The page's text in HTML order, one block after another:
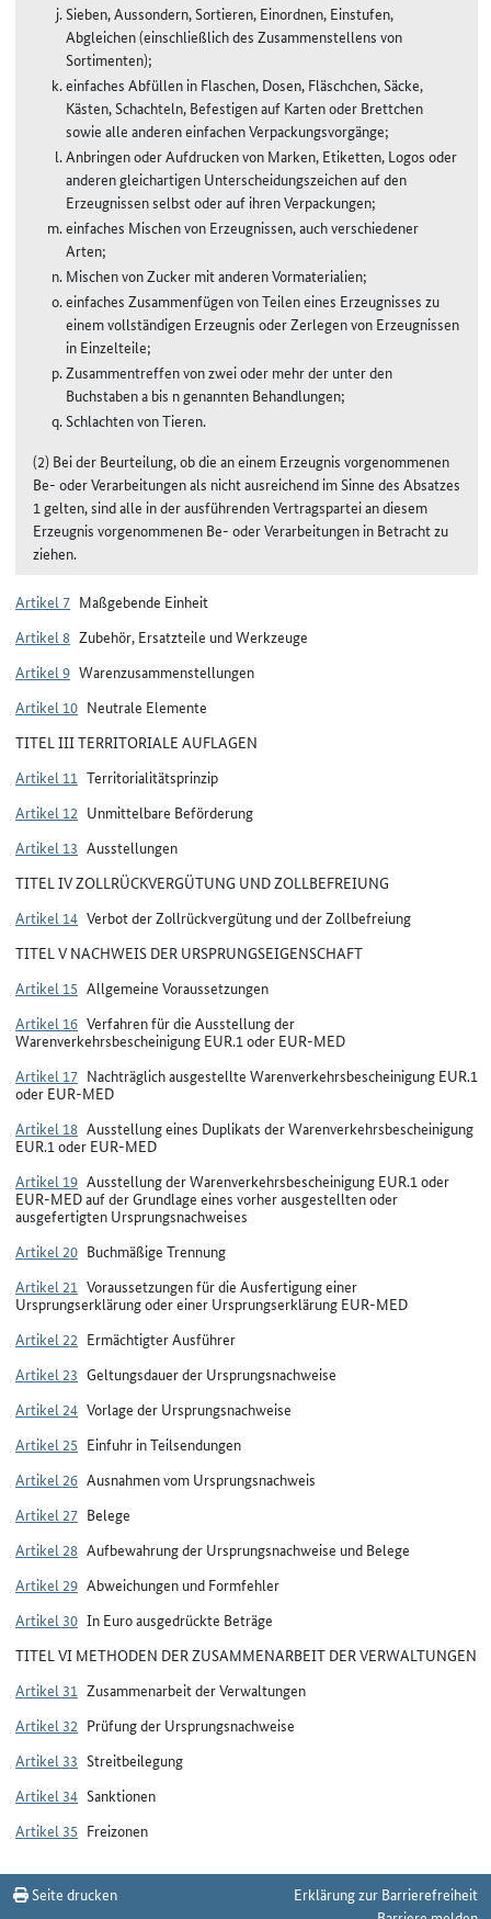
Sieben, Aussondern, Sortieren, Einordnen, Einstufen,
Abgleichen (einschließlich des Zusammenstellens von
Sortimenten);
einfaches Abfüllen in Flaschen, Dosen, Fläschchen, Säcke,
Kästen, Schachteln, Befestigen auf Karten oder Brettchen
sowie alle anderen einfachen Verpackungsvorgänge;
Anbringen oder Aufdrucken von Marken, Etiketten, Logos oder
anderen gleichartigen Unterscheidungszeichen auf den
Erzeugnissen selbst oder auf ihren Verpackungen;
einfaches Mischen von Erzeugnissen, auch verschiedener
Arten;
Mischen von Zucker mit anderen Vormaterialien;
einfaches Zusammenfügen von Teilen eines Erzeugnisses zu
einem vollständigen Erzeugnis oder Zerlegen von Erzeugnissen
in Einzelteile;
Zusammentreffen von zwei oder mehr der unter den
Buchstaben a bis n genannten Behandlungen;
Schlachten von Tieren.
(2) Bei der Beurteilung, ob die an einem Erzeugnis vorgenommenen
Be- oder Verarbeitungen als nicht ausreichend im Sinne des Absatzes
1 gelten, sind alle in der ausführenden Vertragspartei an diesem
Erzeugnis vorgenommenen Be- oder Verarbeitungen in Betracht zu
ziehen.
Artikel 7 Maßgebende Einheit
Artikel 8 Zubehör, Ersatzteile und Werkzeuge
Artikel 9 Warenzusammenstellungen
Artikel 10 Neutrale Elemente
TITEL III TERRITORIALE AUFLAGEN
Artikel 11 Territorialitätsprinzip
Artikel 12 Unmittelbare Beförderung
Artikel 13 Ausstellungen
TITEL IV ZOLLRÜCKVERGÜTUNG UND ZOLLBEFREIUNG
Artikel 14 Verbot der Zollrückvergütung und der Zollbefreiung
TITEL V NACHWEIS DER URSPRUNGSEIGENSCHAFT
Artikel 15 Allgemeine Voraussetzungen
Artikel 16 Verfahren für die Ausstellung der
Warenverkehrsbescheinigung EUR.1 oder EUR-MED
Artikel 17 Nachträglich ausgestellte Warenverkehrsbescheinigung EUR.1
oder EUR-MED
Artikel 18 Ausstellung eines Duplikats der Warenverkehrsbescheinigung
EUR.1 oder EUR-MED
Artikel 19 Ausstellung der Warenverkehrsbescheinigung EUR.1 oder
EUR-MED auf der Grundlage eines vorher ausgestellten oder
ausgefertigten Ursprungsnachweises
Artikel 20 Buchmäßige Trennung
Artikel 21 Voraussetzungen für die Ausfertigung einer
Ursprungserklärung oder einer Ursprungserklärung EUR-MED
Artikel 22 Ermächtigter Ausführer
Artikel 23 Geltungsdauer der Ursprungsnachweise
Artikel 24 Vorlage der Ursprungsnachweise
Artikel 25 Einfuhr in Teilsendungen
Artikel 26 Ausnahmen vom Ursprungsnachweis
Artikel 27 Belege
Artikel 28 Aufbewahrung der Ursprungsnachweise und Belege
Artikel 29 Abweichungen und Formfehler
Artikel 30 In Euro ausgedrückte Beträge
TITEL VI METHODEN DER ZUSAMMENARBEIT DER VERWALTUNGEN
Artikel 31 Zusammenarbeit der Verwaltungen
Artikel 32 Prüfung der Ursprungsnachweise
Artikel 33 Streitbeilegung
Artikel 34 Sanktionen
Artikel 35 Freizonen
Seite drucken
Erklärung zur Barrierefreiheit